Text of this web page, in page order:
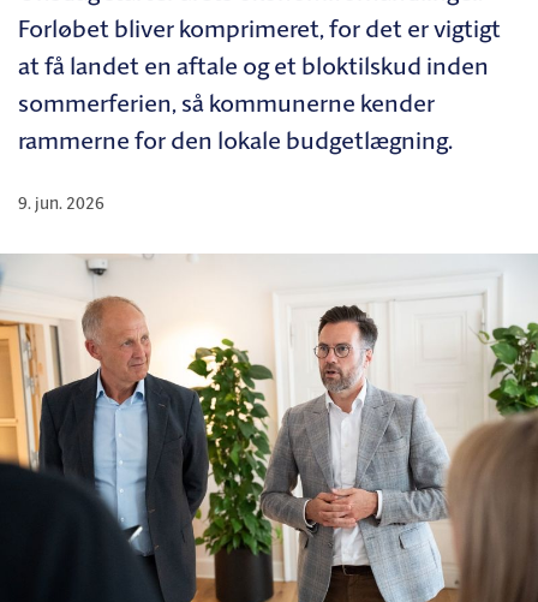
Forløbet bliver komprimeret, for det er vigtigt
at få landet en aftale og et bloktilskud inden
sommerferien, så kommunerne kender
rammerne for den lokale budgetlægning.
9. jun. 2026